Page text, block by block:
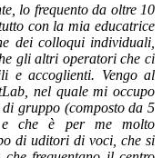
lo frequento da oltre 10
con la mia educatrice
dei colloqui individuali,
gli altri operatori che ci
e accoglienti. Vengo al
nel quale mi occupo
gruppo (composto da 5
e che è per me molto
di uditori di voci, che si